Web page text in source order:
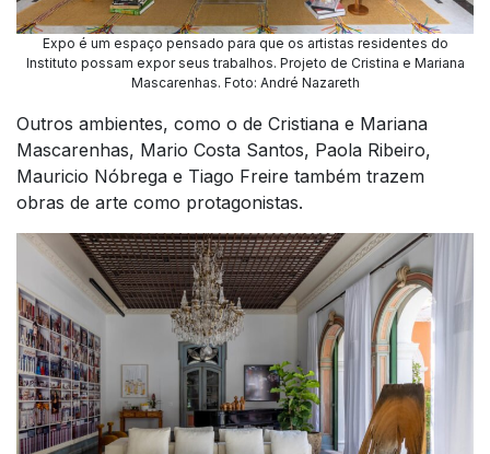
Expo é um espaço pensado para que os artistas residentes do
Instituto possam expor seus trabalhos. Projeto de Cristina e Mariana
Mascarenhas. Foto: André Nazareth
Outros ambientes, como o de Cristiana e Mariana
Mascarenhas, Mario Costa Santos, Paola Ribeiro,
Mauricio Nóbrega e Tiago Freire também trazem
obras de arte como protagonistas.